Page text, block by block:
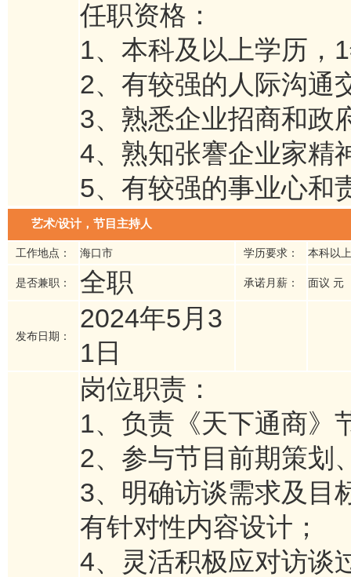
任职资格：
1、本科及以上学历，
2、有较强的人际沟通
3、熟悉企业招商和政
4、熟知张謇企业家精
5、有较强的事业心和
艺术/设计，节目主持人
工作地点： 海口市 学历要求： 本科以上
是否兼职： 全职 承诺月薪： 面议 元
发布日期：
2024年5月3
1日
岗位职责：
1、负责《天下通商》
2、参与节目前期策划
3、明确访谈需求及目
有针对性内容设计；
4、灵活积极应对访谈